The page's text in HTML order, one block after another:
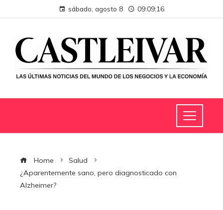
sábado, agosto 8 09:09:17
Home
Salud
¿Aparentemente sano, pero diagnosticado con
Alzheimer?